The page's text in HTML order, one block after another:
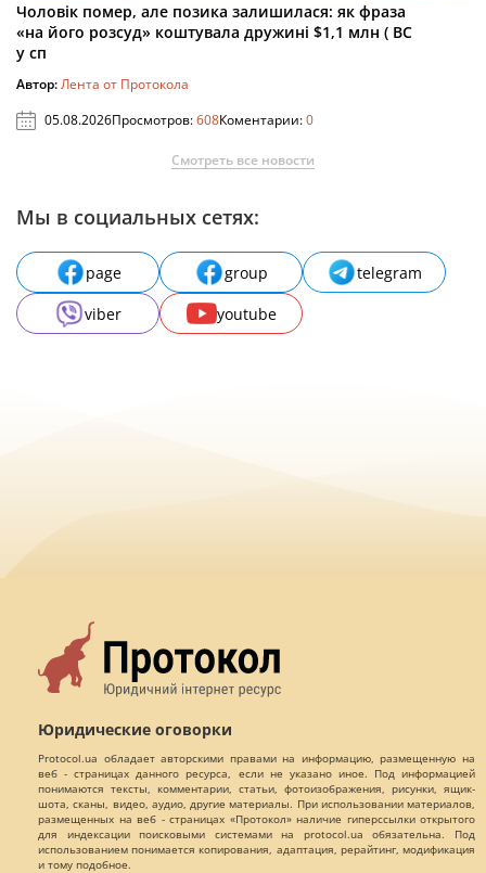
Чоловік помер, але позика залишилася: як фраза
«на його розсуд» коштувала дружині $1,1 млн ( ВС
у сп
Автор:Лента от Протокола
05.08.2026Просмотров:608Коментарии:0
Смотреть все новости
Мы в социальных сетях:
page group
telegram
viber
youtube
Юридические оговорки
Protocol.ua обладает авторскими правами на информацию, размещенную на
веб - страницах данного ресурса, если не указано иное. Под информацией
понимаются тексты, комментарии, статьи, фотоизображения, рисунки, ящик-
шота, сканы, видео, аудио, другие материалы. При использовании материалов,
размещенных на веб - страницах «Протокол» наличие гиперссылки открытого
для индексации поисковыми системами на protocol.ua обязательна. Под
использованием понимается копирования, адаптация, рерайтинг, модификация
и тому подобное.